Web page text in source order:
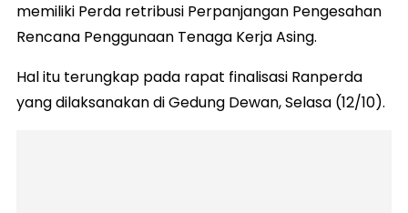
memiliki Perda retribusi Perpanjangan Pengesahan
Rencana Penggunaan Tenaga Kerja Asing.
Hal itu terungkap pada rapat finalisasi Ranperda
yang dilaksanakan di Gedung Dewan, Selasa (12/10).